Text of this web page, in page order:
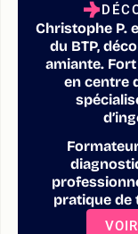
Christophe P.
du BTP,
amiante. Fort
en centre
pratique de